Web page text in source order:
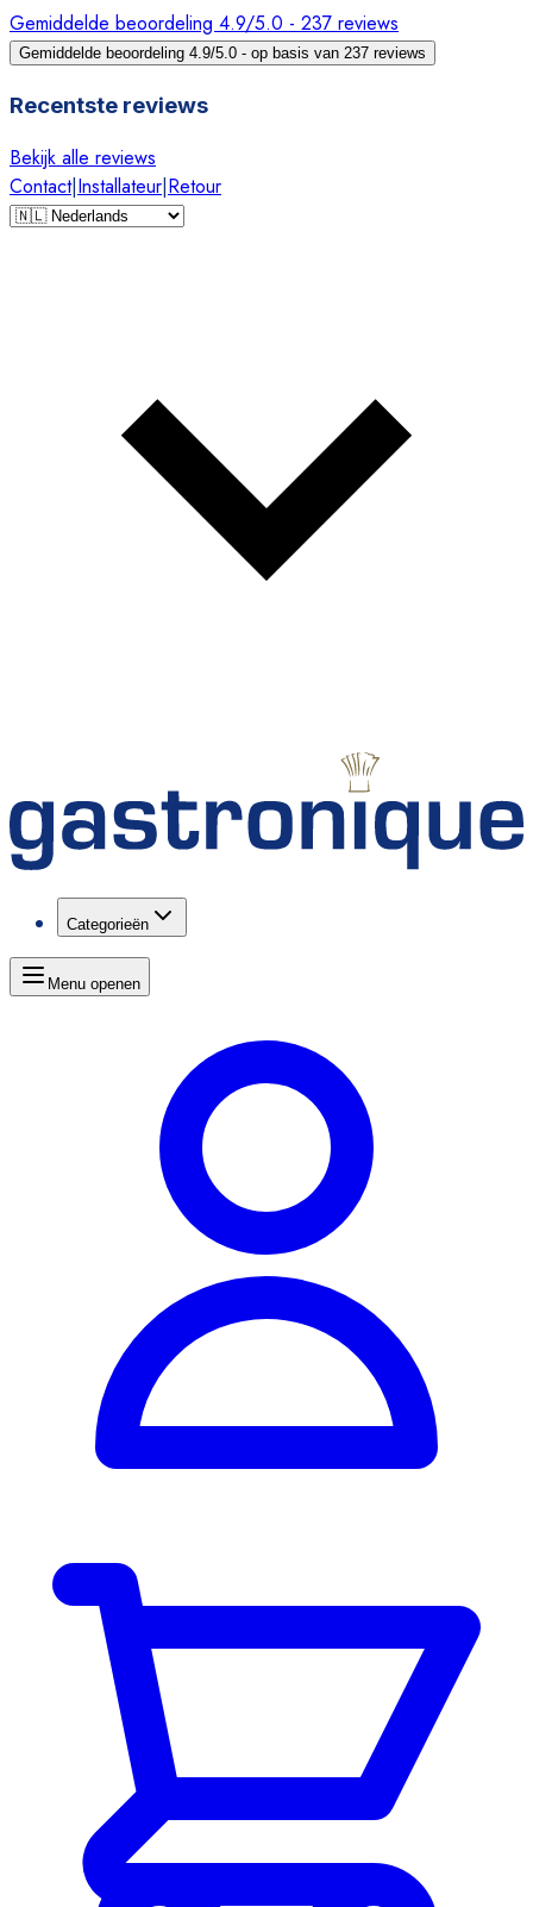
Gemiddelde beoordeling 4.9/5.0 - 237 reviews
Gemiddelde beoordeling 4.9/5.0 - op basis van 237 reviews
Recentste reviews
Bekijk alle reviews
Contact|Installateur|Retour
Categorieën
Menu openen